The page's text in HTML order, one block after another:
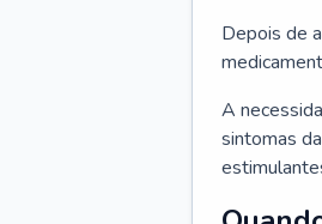
Depois de
A
sintomas